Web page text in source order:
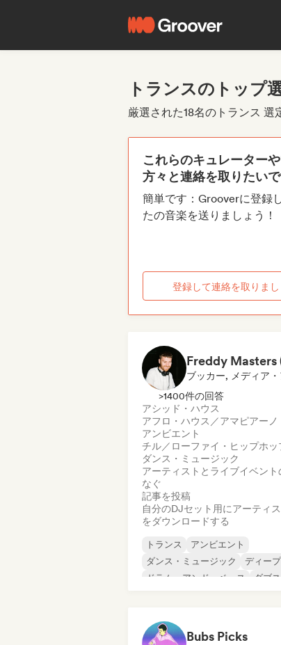
トランスのトップ
厳選された18名のトランス 選
これらのキュレーター
方々と連絡を取りたい
簡単です：Grooverに登録
たの音楽を送りましょう！
登録して連絡を取りまし
>1400件の回答
アシッド・ハウス
アフロ・ハウス／アマピアーノ
アンビエント
チル／ローファイ・ヒップホッ
ダンス・ミュージック
アーティストとライブイベント
なぐ
記事を投稿
自分のDJセット用にアーティ
をダウンロードする
トランス
アンビエント
ダンス・ミュージック
ディー
ドラム・アンド・ベース
ダブ
Bubs Picks